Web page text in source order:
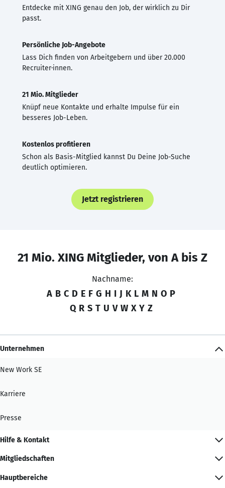
Entdecke mit XING genau den Job, der wirklich zu Dir
passt.
Persönliche Job-Angebote
Lass Dich finden von Arbeitgebern und über 20.000
Recruiter·innen.
21 Mio. Mitglieder
Knüpf neue Kontakte und erhalte Impulse für ein
besseres Job-Leben.
Kostenlos profitieren
Schon als Basis-Mitglied kannst Du Deine Job-Suche
deutlich optimieren.
Jetzt registrieren
21 Mio. XING Mitglieder, von A bis Z
Nachname:
A B C D E F G H I J K L M N O P
Q R S T U V W X Y Z
Unternehmen
New Work SE
Karriere
Presse
Hilfe & Kontakt
Mitgliedschaften
Hauptbereiche